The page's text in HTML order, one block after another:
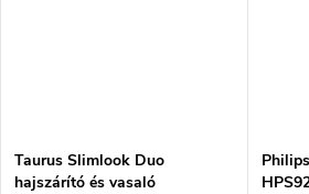
Taurus Slimlook Duo
hajszárító és vasaló